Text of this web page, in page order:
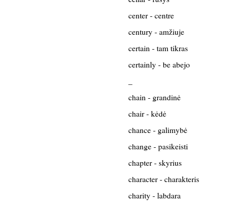
center - centre
century - amžiuje
certain - tam tikras
certainly - be abejo
chain - grandinė
chair - kėdė
chance - galimybė
change - pasikeisti
chapter - skyrius
character - charakteris
charity - labdara